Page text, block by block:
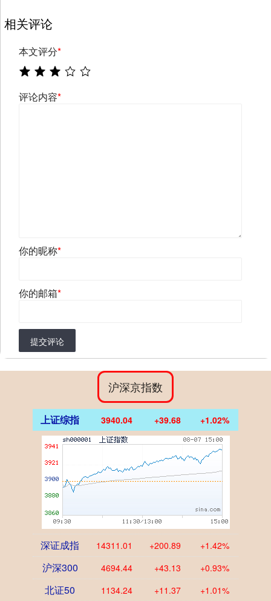
相关评论
本文评分*
评论内容*
你的昵称*
你的邮箱*
提交评论
沪深京指数
上证综指 3940.04 +39.68 +1.02%
深证成指 14311.01 +200.89 +1.42%
沪深300 4694.44 +43.13 +0.93%
北证50 1134.24 +11.37 +1.01%